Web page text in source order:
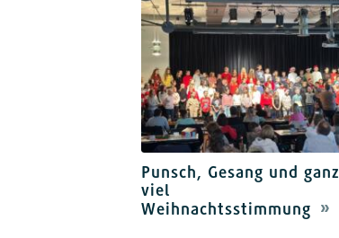
Punsch, Gesang und ganz
viel
Weihnachtsstimmung